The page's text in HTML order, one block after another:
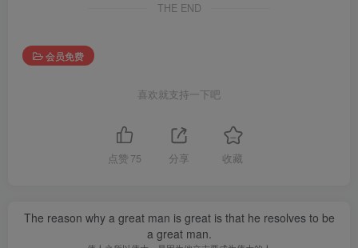
THE END
会员免费
喜欢就支持一下吧
点赞 75 分享 收藏
The reason why a great man is great is that he resolves to be
a great man.